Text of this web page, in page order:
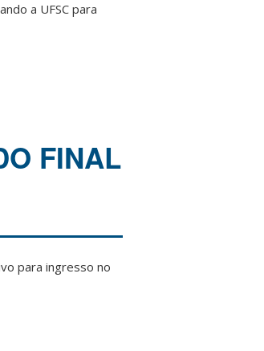
a UFSC para
FINAL
para ingresso no